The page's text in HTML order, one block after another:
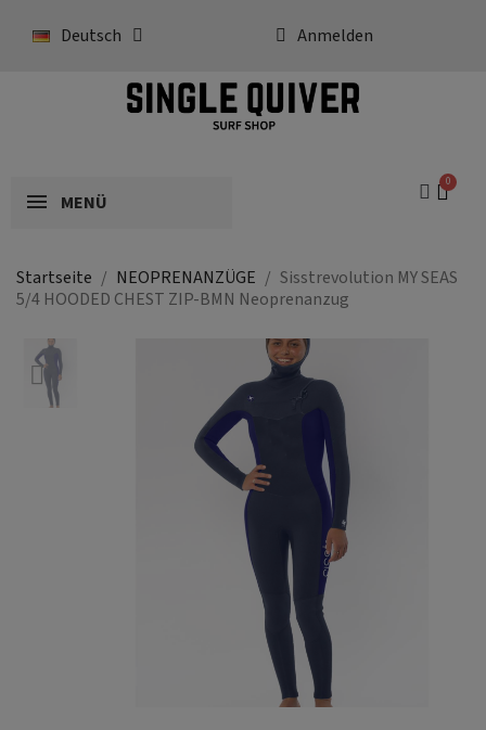
Deutsch Anmelden
MENÜ
Startseite NEOPRENANZÜGE
Sisstrevolution MY SEAS
5/4 HOODED CHEST ZIP-BMN Neoprenanzug